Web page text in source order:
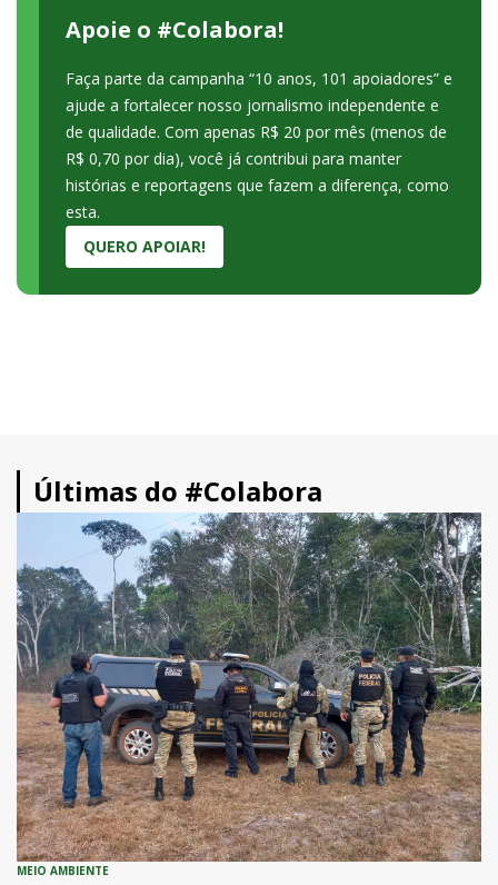
Apoie o #Colabora!
Faça parte da campanha “10 anos, 101 apoiadores” e
ajude a fortalecer nosso jornalismo independente e
de qualidade. Com apenas R$ 20 por mês (menos de
R$ 0,70 por dia), você já contribui para manter
histórias e reportagens que fazem a diferença, como
esta.
QUERO APOIAR!
Últimas do #Colabora
MEIO AMBIENTE